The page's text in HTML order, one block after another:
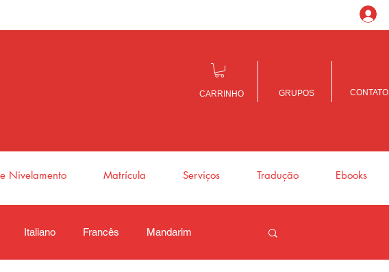
CARRINHO GRUPOS CONTATO
Nivelamento Matrícula Serviços Tradução Ebooks
Italiano Francês Mandarim